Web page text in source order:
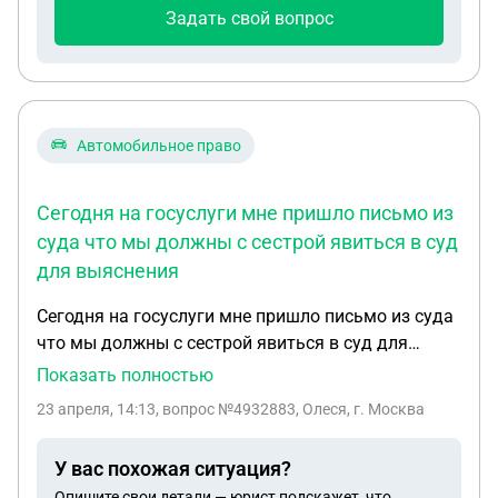
девушке сделать и какие могут возникнуть
Задать свой вопрос
Автомобильное право
Сегодня на госуслуги мне пришло письмо из
суда что мы должны с сестрой явиться в суд
для выяснения
Сегодня на госуслуги мне пришло письмо из суда
что мы должны с сестрой явиться в суд для
выяснения обстоятельства то есть банк
чему нас обязывают дело в том что наш папа
вступали у него была машина взятая в кредит в
Показать полностью
23 апреля, 14:13, вопрос №4932883, Олеся, г. Москва
У вас похожая ситуация?